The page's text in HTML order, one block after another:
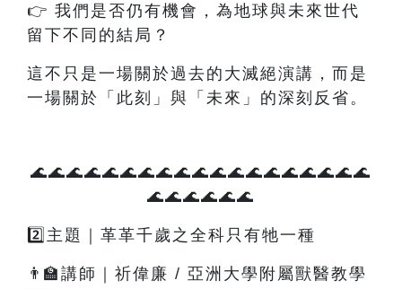
👉 我們是否仍有機會，為地球與未來世代
留下不同的結局？
這不只是一場關於過去的大滅絕演講，而是
一場關於「此刻」與「未來」的深刻反省。
🌊🌊🌊🌊🌊🌊🌊🌊🌊🌊🌊🌊🌊🌊🌊🌊🌊🌊🌊
🌊🌊🌊🌊🌊🌊
2️⃣主題｜革革千歲之全科只有牠一種
👨‍🏫講師｜祈偉廉 / 亞洲大學附屬獸醫教學